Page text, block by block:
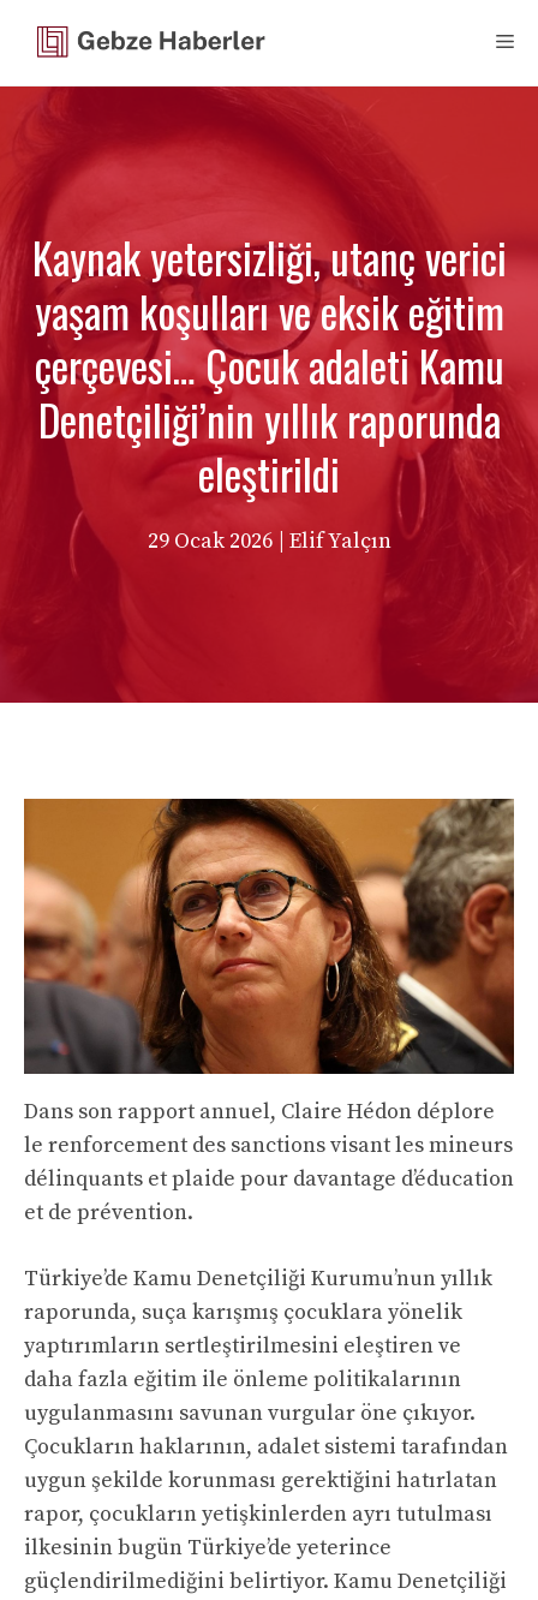
Kaynak yetersizliği, utanç verici
yaşam koşulları ve eksik eğitim
çerçevesi… Çocuk adaleti Kamu
Denetçiliği’nin yıllık raporunda
eleştirildi
29 Ocak 2026 | Elif Yalçın
Dans son rapport annuel, Claire Hédon déplore
le renforcement des sanctions visant les mineurs
délinquants et plaide pour davantage d’éducation
et de prévention.
Türkiye’de Kamu Denetçiliği Kurumu’nun yıllık
raporunda, suça karışmış çocuklara yönelik
yaptırımların sertleştirilmesini eleştiren ve
daha fazla eğitim ile önleme politikalarının
uygulanmasını savunan vurgular öne çıkıyor.
Çocukların haklarının, adalet sistemi tarafından
uygun şekilde korunması gerektiğini hatırlatan
rapor, çocukların yetişkinlerden ayrı tutulması
ilkesinin bugün Türkiye’de yeterince
güçlendirilmediğini belirtiyor. Kamu Denetçiliği